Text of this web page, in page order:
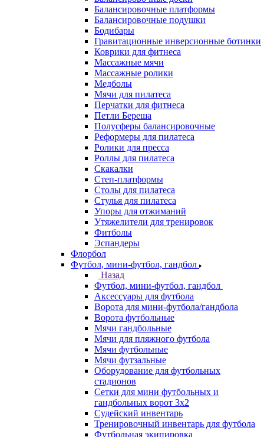
Балансировочные платформы
Балансировочные подушки
Бодибары
Гравитационные инверсионные ботинки
Коврики для фитнеса
Массажные мячи
Массажные ролики
Медболы
Мячи для пилатеса
Перчатки для фитнеса
Петли Береша
Полусферы балансировочные
Реформеры для пилатеса
Ролики для пресса
Роллы для пилатеса
Скакалки
Степ-платформы
Столы для пилатеса
Стулья для пилатеса
Упоры для отжиманий
Утяжелители для тренировок
Фитболы
Эспандеры
Флорбол
Футбол, мини-футбол, гандбол
Назад
Футбол, мини-футбол, гандбол
Аксессуары для футбола
Ворота для мини-футбола/гандбола
Ворота футбольные
Мячи гандбольные
Мячи для пляжного футбола
Мячи футбольные
Мячи футзальные
Оборудование для футбольных
стадионов
Сетки для мини футбольных и
гандбольных ворот 3х2
Судейский инвентарь
Тренировочный инвентарь для футбола
Футбольная экипировка